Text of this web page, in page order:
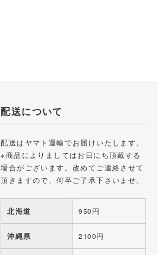
配送について
配送はヤマト運輸でお届けいたします。
※商品によりましてはお日にち頂戴する
場合がございます。改めてご連絡させて
頂きますので、何卒ご了承下さいませ。
北海道 950円
沖縄県 2100円